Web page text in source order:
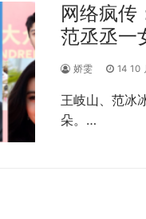
网络疯传
范丞丞一
娇雯 14 10
王岐山、范冰
朵。…